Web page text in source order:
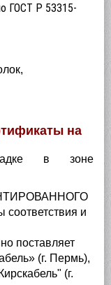
ГОСТ Р 53315-
на
в зоне
соответствия и
поставляет
(г. Пермь),
(г.